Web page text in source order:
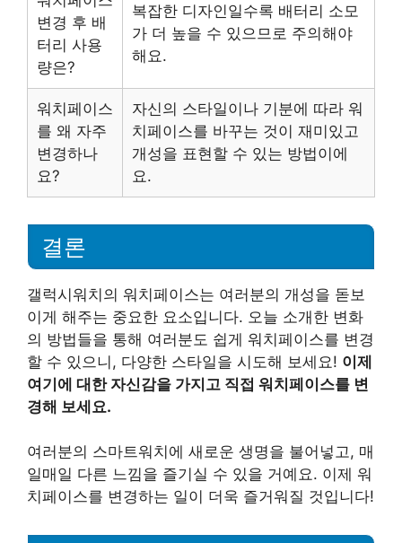
변경 후 배
터리 사용
량은?
복잡한 디자인일수록 배터리 소모
가 더 높을 수 있으므로 주의해야
해요.
워치페이스
를 왜 자주
변경하나
요?
자신의 스타일이나 기분에 따라 워
치페이스를 바꾸는 것이 재미있고
개성을 표현할 수 있는 방법이에
요.
결론
갤럭시워치의 워치페이스는 여러분의 개성을 돋보
이게 해주는 중요한 요소입니다. 오늘 소개한 변화
의 방법들을 통해 여러분도 쉽게 워치페이스를 변경
할 수 있으니, 다양한 스타일을 시도해 보세요! 이제
여기에 대한 자신감을 가지고 직접 워치페이스를 변
경해 보세요.
여러분의 스마트워치에 새로운 생명을 불어넣고, 매
일매일 다른 느낌을 즐기실 수 있을 거예요. 이제 워
치페이스를 변경하는 일이 더욱 즐거워질 것입니다!